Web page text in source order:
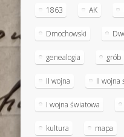
1863 AK
Dmochowski
genealogia grób
II wojna II wojna
I wojna światowa
kultura mapa